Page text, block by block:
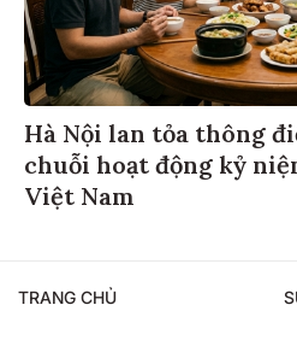
Hà Nội lan tỏa thông
chuỗi hoạt động kỷ
Việt Nam
TRANG CHỦ